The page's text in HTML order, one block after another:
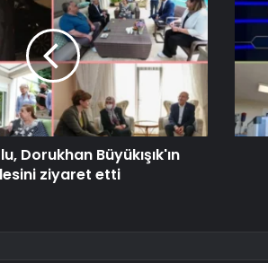
Dorukhan Büyükışık'ın
ziyaret etti